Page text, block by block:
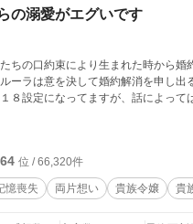
の溺愛がエグいです
ちの口約束により生まれた時から婚
を決して婚約解消を申し出るが・・・
８設定になってますが、話によっ
位 / 66,320件
憶喪失 両片想い 貴族令嬢 貴